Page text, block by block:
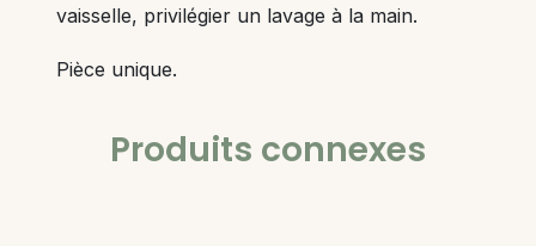
vaisselle, privilégier un lavage à la main.
Pièce unique.
Produits connexes